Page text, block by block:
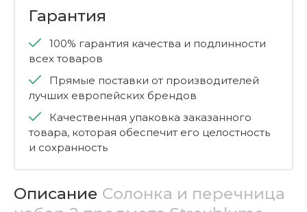
Гарантия
100% гарантия качества и подлинности
всех товаров
Прямые поставки от производителей
лучших европейских брендов
Качественная упаковка заказанного
товара, которая обеспечит его целостность
и сохранность
Описание Солонка и перечница